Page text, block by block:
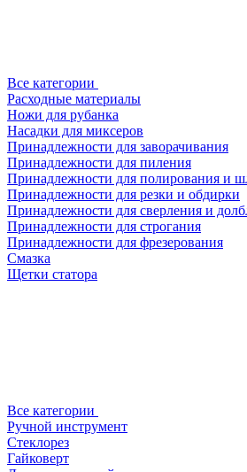
Все категории
Расходные материалы
Ножи для рубанка
Насадки для миксеров
Принадлежности для заворачивания
Принадлежности для пиления
Принадлежности для полирования и
Принадлежности для резки и обдирки
Принадлежности для сверления и
Принадлежности для строгания
Принадлежности для фрезерования
Смазка
Щетки статора
Все категории
Ручной инструмент
Стеклорез
Гайковерт